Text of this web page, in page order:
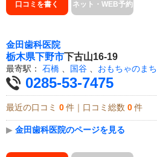
口コミを書く ネット・WEB予約
金田歯科医院
栃木県下野市下古山16-19
最寄駅： 石橋 国谷 おもちゃのまち
0285-53-7475
最近の口コミ 0 件｜口コミ総数 0 件
▶ 金田歯科医院のページを見る